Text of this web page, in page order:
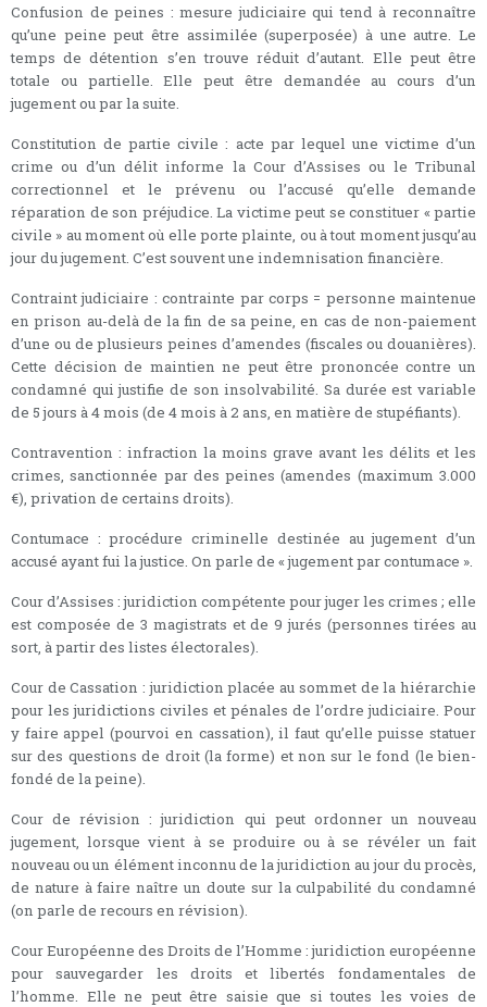
Confusion de peines : mesure judiciaire qui tend à reconnaître
qu’une peine peut être assimilée (superposée) à une autre. Le
temps de détention s’en trouve réduit d’autant. Elle peut être
totale ou partielle. Elle peut être demandée au cours d’un
jugement ou par la suite.
Constitution de partie civile : acte par lequel une victime d’un
crime ou d’un délit informe la Cour d’Assises ou le Tribunal
correctionnel et le prévenu ou l’accusé qu’elle demande
réparation de son préjudice. La victime peut se constituer « partie
civile » au moment où elle porte plainte, ou à tout moment jusqu’au
jour du jugement. C’est souvent une indemnisation financière.
Contraint judiciaire : contrainte par corps = personne maintenue
en prison au-delà de la fin de sa peine, en cas de non-paiement
d’une ou de plusieurs peines d’amendes (fiscales ou douanières).
Cette décision de maintien ne peut être prononcée contre un
condamné qui justifie de son insolvabilité. Sa durée est variable
de 5 jours à 4 mois (de 4 mois à 2 ans, en matière de stupéfiants).
Contravention : infraction la moins grave avant les délits et les
crimes, sanctionnée par des peines (amendes (maximum 3.000
€), privation de certains droits).
Contumace : procédure criminelle destinée au jugement d’un
accusé ayant fui la justice. On parle de « jugement par contumace ».
Cour d’Assises : juridiction compétente pour juger les crimes ; elle
est composée de 3 magistrats et de 9 jurés (personnes tirées au
sort, à partir des listes électorales).
Cour de Cassation : juridiction placée au sommet de la hiérarchie
pour les juridictions civiles et pénales de l’ordre judiciaire. Pour
y faire appel (pourvoi en cassation), il faut qu’elle puisse statuer
sur des questions de droit (la forme) et non sur le fond (le bien-
fondé de la peine).
Cour de révision : juridiction qui peut ordonner un nouveau
jugement, lorsque vient à se produire ou à se révéler un fait
nouveau ou un élément inconnu de la juridiction au jour du procès,
de nature à faire naître un doute sur la culpabilité du condamné
(on parle de recours en révision).
Cour Européenne des Droits de l’Homme : juridiction européenne
pour sauvegarder les droits et libertés fondamentales de
l’homme. Elle ne peut être saisie que si toutes les voies de